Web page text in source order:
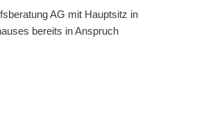
AG mit Hauptsitz in
bereits in Anspruch